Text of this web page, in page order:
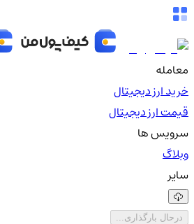
معامله
خرید ارز دیجیتال
قیمت ارز دیجیتال
سرویس ها
وبلاگ
سایر
درحال بارگذاری...